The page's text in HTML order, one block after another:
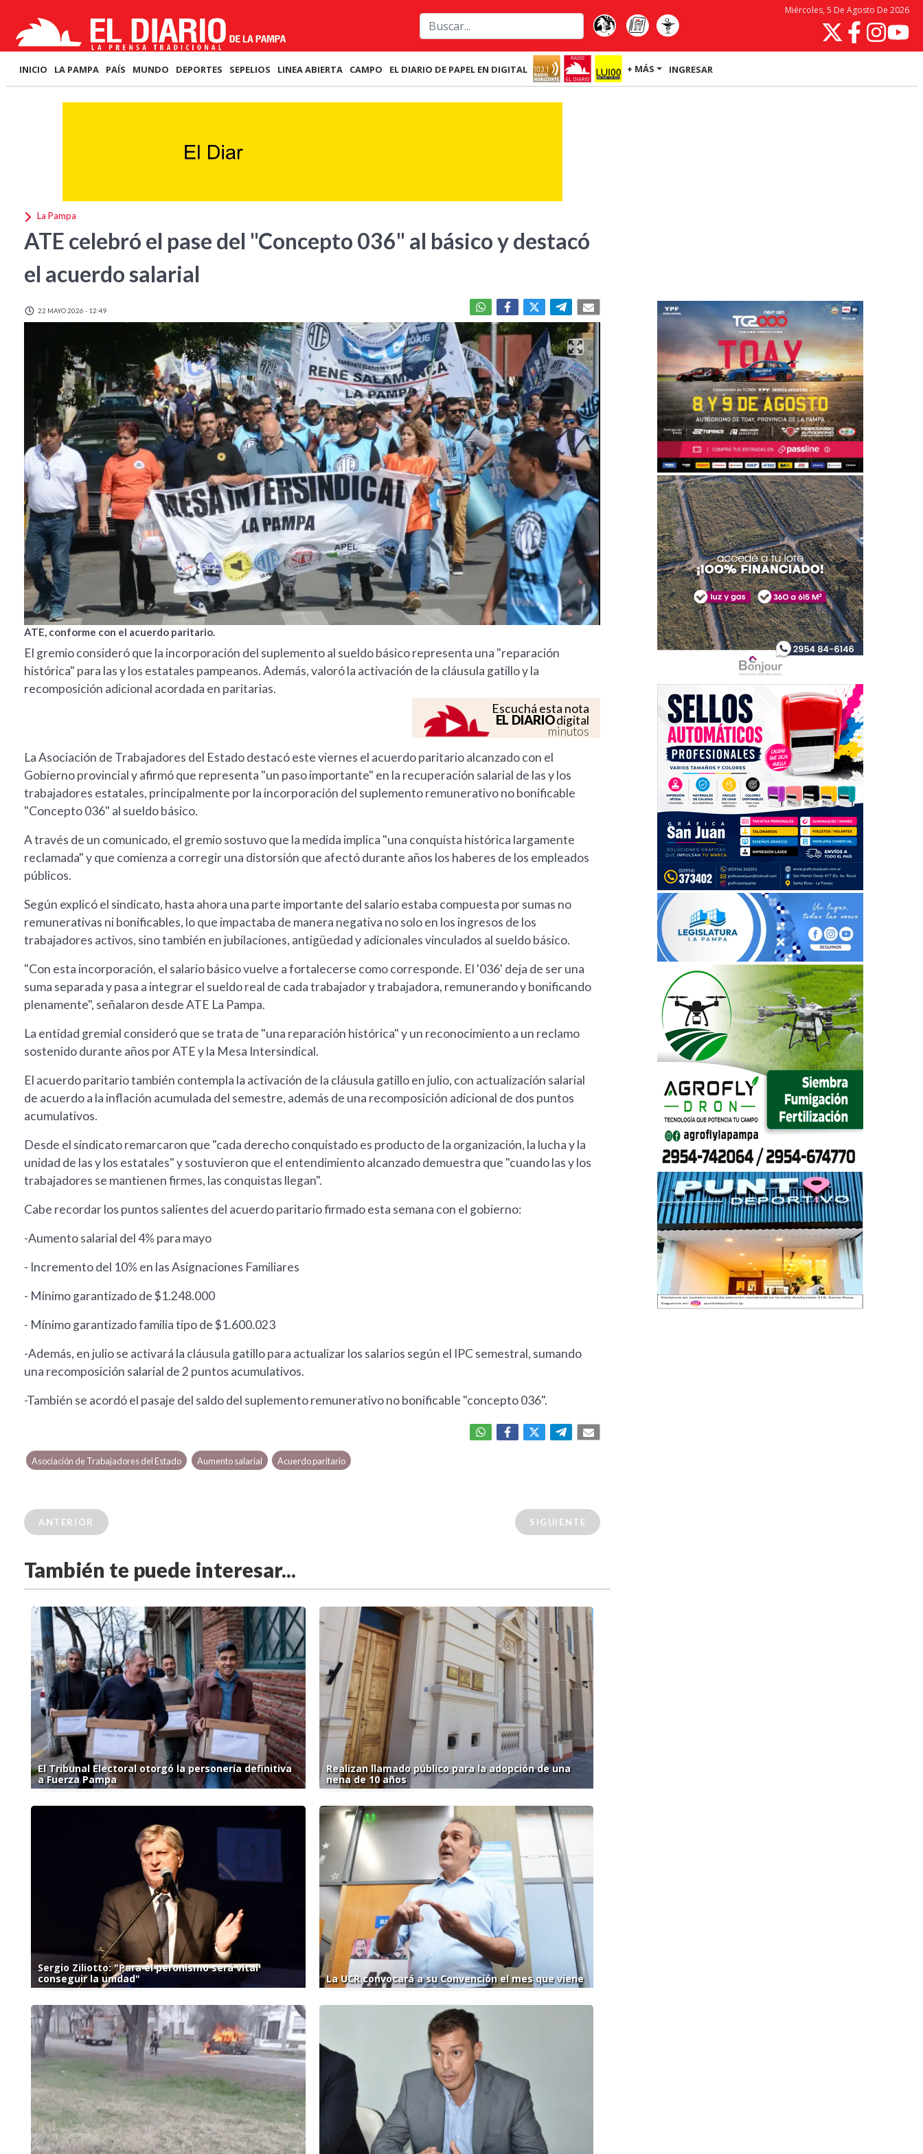
Miércoles, 5 De Agosto De 2026
INICIO LA PAMPA PAÍS MUNDO DEPORTES SEPELIOS LINEA ABIERTA CAMPO EL DIARIO DE PAPEL EN DIGITAL + MÁS INGRESAR
La Pampa
ATE celebró el pase del "Concepto 036" al básico y destacó
el acuerdo salarial
22 MAYO 2026 - 12:49
ATE, conforme con el acuerdo paritario.
El gremio consideró que la incorporación del suplemento al sueldo básico representa una "reparación
histórica" para las y los estatales pampeanos. Además, valoró la activación de la cláusula gatillo y la
recomposición adicional acordada en paritarias.
Escuchá esta nota
EL DIARIOdigital
minutos
La Asociación de Trabajadores del Estado destacó este viernes el acuerdo paritario alcanzado con el
Gobierno provincial y afirmó que representa "un paso importante" en la recuperación salarial de las y los
trabajadores estatales, principalmente por la incorporación del suplemento remunerativo no bonificable
"Concepto 036" al sueldo básico.
A través de un comunicado, el gremio sostuvo que la medida implica "una conquista histórica largamente
reclamada" y que comienza a corregir una distorsión que afectó durante años los haberes de los empleados
públicos.
Según explicó el sindicato, hasta ahora una parte importante del salario estaba compuesta por sumas no
remunerativas ni bonificables, lo que impactaba de manera negativa no solo en los ingresos de los
trabajadores activos, sino también en jubilaciones, antigüedad y adicionales vinculados al sueldo básico.
"Con esta incorporación, el salario básico vuelve a fortalecerse como corresponde. El '036' deja de ser una
suma separada y pasa a integrar el sueldo real de cada trabajador y trabajadora, remunerando y bonificando
plenamente", señalaron desde ATE La Pampa.
La entidad gremial consideró que se trata de "una reparación histórica" y un reconocimiento a un reclamo
sostenido durante años por ATE y la Mesa Intersindical.
El acuerdo paritario también contempla la activación de la cláusula gatillo en julio, con actualización salarial
de acuerdo a la inflación acumulada del semestre, además de una recomposición adicional de dos puntos
acumulativos.
Desde el sindicato remarcaron que "cada derecho conquistado es producto de la organización, la lucha y la
unidad de las y los estatales" y sostuvieron que el entendimiento alcanzado demuestra que "cuando las y los
trabajadores se mantienen firmes, las conquistas llegan".
Cabe recordar los puntos salientes del acuerdo paritario firmado esta semana con el gobierno:
-Aumento salarial del 4% para mayo
- Incremento del 10% en las Asignaciones Familiares
- Mínimo garantizado de $1.248.000
- Mínimo garantizado familia tipo de $1.600.023
-Además, en julio se activará la cláusula gatillo para actualizar los salarios según el IPC semestral, sumando
una recomposición salarial de 2 puntos acumulativos.
-También se acordó el pasaje del saldo del suplemento remunerativo no bonificable "concepto 036".
Asociación de Trabajadores del Estado Aumento salarial Acuerdo paritario
ANTERIOR SIGUIENTE
También te puede interesar...
El Tribunal Electoral otorgó la personería definitiva
a Fuerza Pampa
Realizan llamado público para la adopción de una
nena de 10 años
Sergio Ziliotto: "Para el peronismo será vital
conseguir la unidad"
La UCR convocará a su Convención el mes que viene